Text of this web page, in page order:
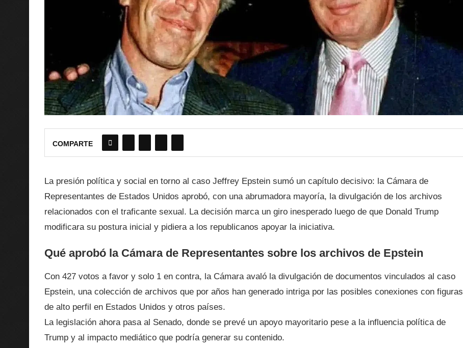
COMPARTE
La presión política y social en torno al caso Jeffrey Epstein sumó un capítulo decisivo: la Cámara de
Representantes de Estados Unidos aprobó, con una abrumadora mayoría, la divulgación de los archivos
relacionados con el traficante sexual. La decisión marca un giro inesperado luego de que Donald Trump
modificara su postura inicial y pidiera a los republicanos apoyar la iniciativa.
Qué aprobó la Cámara de Representantes sobre los archivos de Epstein
Con 427 votos a favor y solo 1 en contra, la Cámara avaló la divulgación de documentos vinculados al caso
Epstein, una colección de archivos que por años han generado intriga por las posibles conexiones con figuras
de alto perfil en Estados Unidos y otros países.
La legislación ahora pasa al Senado, donde se prevé un apoyo mayoritario pese a la influencia política de
Trump y al impacto mediático que podría generar su contenido.